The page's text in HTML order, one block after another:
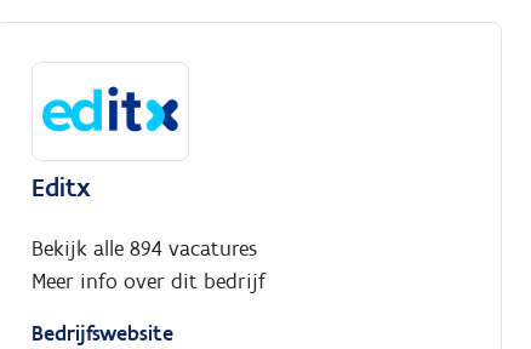
Editx
Bekijk alle 894 vacatures
Meer info over dit bedrijf
Bedrijfswebsite